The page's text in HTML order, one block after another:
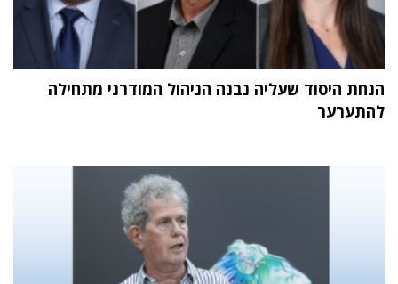
הנחת היסוד שעליה נבנה הניהול המודרני מתחילה
להתערער